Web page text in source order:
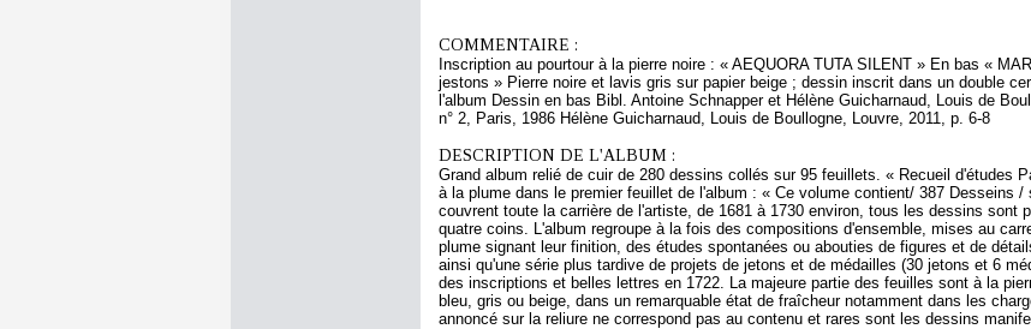
COMMENTAIRE :
Inscription au pourtour à la pierre noire : « AEQUORA TUTA SILENT » En bas «
jestons » Pierre noire et lavis gris sur papier beige ; dessin inscrit dans un double
l'album Dessin en bas Bibl. Antoine Schnapper et Hélène Guicharnaud, Louis de
n° 2, Paris, 1986 Hélène Guicharnaud, Louis de Boullogne, Louvre, 2011, p. 6-8
DESCRIPTION DE L'ALBUM :
Grand album relié de cuir de 280 dessins collés sur 95 feuillets. « Recueil d'études
à la plume dans le premier feuillet de l'album : « Ce volume contient/ 387 Desseins
couvrent toute la carrière de l'artiste, de 1681 à 1730 environ, tous les dessins sont
quatre coins. L'album regroupe à la fois des compositions d'ensemble, mises au
plume signant leur finition, des études spontanées ou abouties de figures et de
ainsi qu'une série plus tardive de projets de jetons et de médailles (30 jetons et 6
des inscriptions et belles lettres en 1722. La majeure partie des feuilles sont à la
bleu, gris ou beige, dans un remarquable état de fraîcheur notamment dans les
annoncé sur la reliure ne correspond pas au contenu et rares sont les dessins